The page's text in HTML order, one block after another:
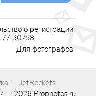
о регистрации
30758
Для фотографов
— JetRockets